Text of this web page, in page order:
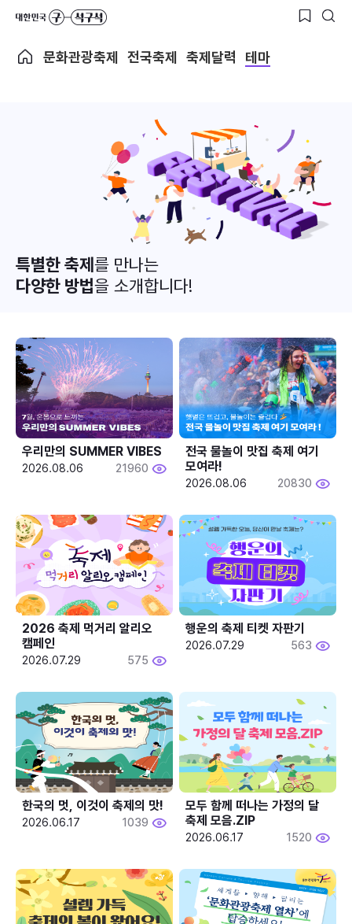
문화관광축제 전국축제 축제달력 테마
특별한 축제를 만나는
다양한 방법을 소개합니다!
우리만의 SUMMER VIBES
2026.08.06 21960
전국 물놀이 맛집 축제 여기
모여라!
2026.08.06 20830
2026 축제 먹거리 알리오
캠페인
2026.07.29 575
행운의 축제 티켓 자판기
2026.07.29 563
한국의 멋, 이것이 축제의 맛!
2026.06.17 1039
모두 함께 떠나는 가정의 달
축제 모음.ZIP
2026.06.17 1520